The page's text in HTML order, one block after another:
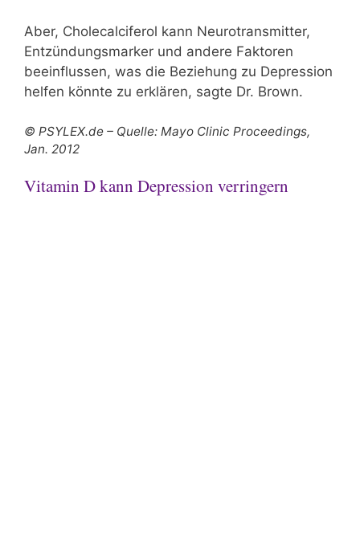
Aber, Cholecalciferol kann Neurotransmitter,
Entzündungsmarker und andere Faktoren
beeinflussen, was die Beziehung zu Depression
helfen könnte zu erklären, sagte Dr. Brown.
© PSYLEX.de – Quelle: Mayo Clinic Proceedings,
Jan. 2012
Vitamin D kann Depression verringern